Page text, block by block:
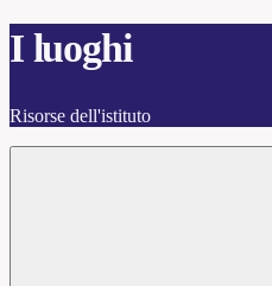
I luoghi
Risorse dell'istituto